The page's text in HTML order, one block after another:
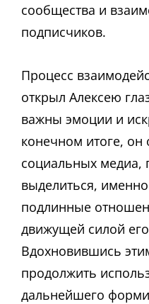
сообщества и
подписчиков.
Процесс
открыл Алексею
важны эмоции и
конечном итоге, он
социальных медиа,
выделиться,
подлинные
движущей силой
Вдохновившись
продолжить
дальнейшего